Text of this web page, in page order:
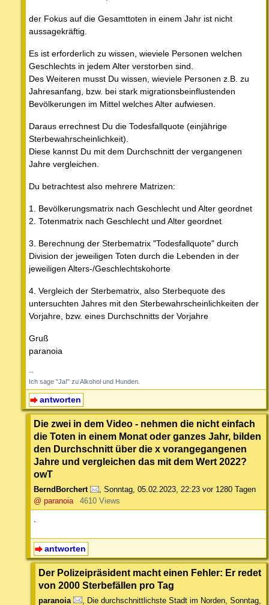
der Fokus auf die Gesamttoten in einem Jahr ist nicht
aussagekräftig.
Es ist erforderlich zu wissen, wieviele Personen welchen
Geschlechts in jedem Alter verstorben sind.
Des Weiteren musst Du wissen, wieviele Personen z.B. zu
Jahresanfang, bzw. bei stark migrationsbeinflustenden
Bevölkerungen im Mittel welches Alter aufwiesen.
Daraus errechnest Du die Todesfallquote (einjährige
Sterbewahrscheinlichkeit).
Diese kannst Du mit dem Durchschnitt der vergangenen
Jahre vergleichen.
Du betrachtest also mehrere Matrizen:
1. Bevölkerungsmatrix nach Geschlecht und Alter geordnet
2. Totenmatrix nach Geschlecht und Alter geordnet
3. Berechnung der Sterbematrix "Todesfallquote" durch
Division der jeweiligen Toten durch die Lebenden in der
jeweiligen Alters-/Geschlechtskohorte
4. Vergleich der Sterbematrix, also Sterbequote des
untersuchten Jahres mit den Sterbewahrscheinlichkeiten der
Vorjahre, bzw. eines Durchschnitts der Vorjahre
Gruß
paranoia
--
Ich sage "Ja!" zu Alkohol und Hunden.
antworten
Die zwei in dem Video - nehmen die nicht einfach
die Toten in einem Monat oder ganzes Jahr, bilden
den Durchschnitt über die x vorangegangenen
Jahre und vergleichen das mit dem Wert 2022?
owT
BerndBorchert Sonntag, 05.02.2023, 22:23 vor 1280 Tagen
@ paranoia
4610 Views
antworten
Der Polizeipräsident macht einen Fehler: Er redet
von 2000 Sterbefällen pro Tag
paranoia Die durchschnittlichste Stadt im Norden Sonntag,